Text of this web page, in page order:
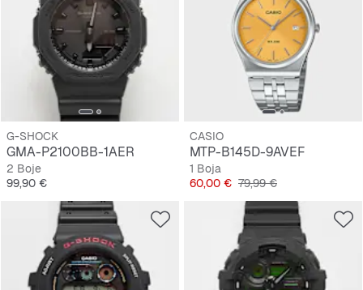
G-SHOCK
GMA-P2100BB-1AER
2 Boje
Cijena
99,90 €
CASIO
MTP-B145D-9AVEF
1 Boja
Cijena
60,00 € Originalna cijena
79,99 €